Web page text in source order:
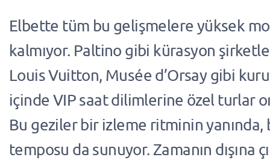
Elbette tüm bu gelişmelere yüksek
kalmıyor. Paltino gibi kürasyon
Louis Vuitton, Musée d’Orsay gibi
içinde VIP saat dilimlerine özel turlar
Bu geziler bir izleme ritminin yanında,
temposu da sunuyor. Zamanın dışına